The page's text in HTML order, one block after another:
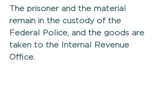
The prisoner and the material
remain in the custody of the
Federal Police, and the goods are
taken to the Internal Revenue
Office.